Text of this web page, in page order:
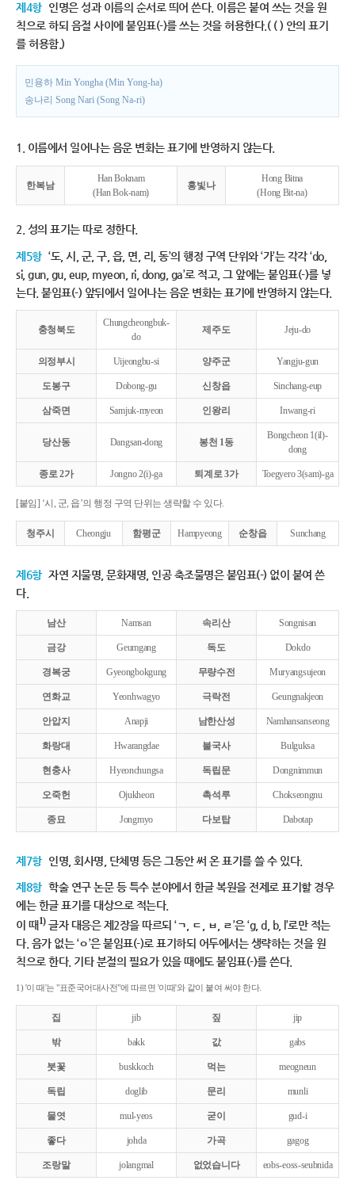
제4항 인명은 성과 이름의 순서로 띄어 쓴다. 이름은 붙여 쓰는 것을 원
칙으로 하되 음절 사이에 붙임표(-)를 쓰는 것을 허용한다.( ( ) 안의 표기
를 허용함.)
민용하 Min Yongha (Min Yong-ha)
송나리 Song Nari (Song Na-ri)
1. 이름에서 일어나는 음운 변화는 표기에 반영하지 않는다.
한복남
Han Boknam
(Han Bok-nam)
홍빛나
Hong Bitna
(Hong Bit-na)
2. 성의 표기는 따로 정한다.
제5항 ‘도, 시, 군, 구, 읍, 면, 리, 동’의 행정 구역 단위와 ‘가’는 각각 ‘do,
si, gun, gu, eup, myeon, ri, dong, ga’로 적고, 그 앞에는 붙임표(-)를 넣
는다. 붙임표(-) 앞뒤에서 일어나는 음운 변화는 표기에 반영하지 않는다.
충청북도
Chungcheongbuk-
do
제주도 Jeju-do
의정부시 Uijeongbu-si 양주군 Yangju-gun
도봉구 Dobong-gu 신창읍 Sinchang-eup
삼죽면 Samjuk-myeon 인왕리 Inwang-ri
당산동 Dangsan-dong 봉천 1동
Bongcheon 1(il)-
dong
종로 2가 Jongno 2(i)-ga 퇴계로 3가 Toegyero 3(sam)-ga
[붙임] ‘시, 군, 읍’의 행정 구역 단위는 생략할 수 있다.
청주시 Cheongju 함평군 Hampyeong 순창읍 Sunchang
제6항 자연 지물명, 문화재명, 인공 축조물명은 붙임표(-) 없이 붙여 쓴
다.
남산 Namsan 속리산 Songnisan
금강 Geumgang 독도 Dokdo
경복궁 Gyeongbokgung 무량수전 Muryangsujeon
연화교 Yeonhwagyo 극락전 Geungnakjeon
안압지 Anapji 남한산성 Namhansanseong
화랑대 Hwarangdae 불국사 Bulguksa
현충사 Hyeonchungsa 독립문 Dongnimmun
오죽헌 Ojukheon 촉석루 Chokseongnu
종묘 Jongmyo 다보탑 Dabotap
제7항 인명, 회사명, 단체명 등은 그동안 써 온 표기를 쓸 수 있다.
제8항 학술 연구 논문 등 특수 분야에서 한글 복원을 전제로 표기할 경우
에는 한글 표기를 대상으로 적는다.
이 때1)글자 대응은 제2장을 따르되 ‘ㄱ, ㄷ, ㅂ, ㄹ’은 ‘g, d, b, l’로만 적는
다. 음가 없는 ‘ㅇ’은 붙임표(-)로 표기하되 어두에서는 생략하는 것을 원
칙으로 한다. 기타 분절의 필요가 있을 때에도 붙임표(-)를 쓴다.
1) '이 때'는 "표준국어대사전"에 따르면 '이때'와 같이 붙여 써야 한다.
집 jib 짚 jip
밖 bakk 값 gabs
붓꽃 buskkoch 먹는 meogneun
독립 doglib 문리 munli
물엿 mul-yeos 굳이 gud-i
좋다 johda 가곡 gagog
조랑말 jolangmal 없었습니다 eobs-eoss-seubnida